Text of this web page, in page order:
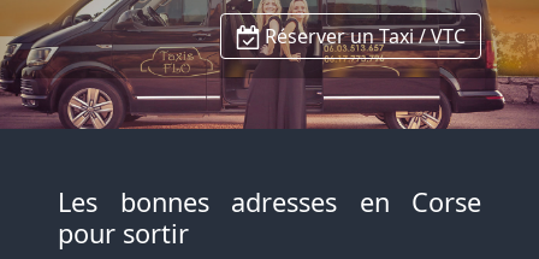
Réserver un Taxi / VTC
Les bonnes adresses en Corse
pour sortir